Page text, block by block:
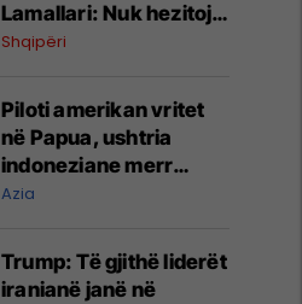
Lamallari: Nuk hezitoj
të bëj të njëjtën gjë me
Shqipëri
Piloti amerikan vritet
në Papua, ushtria
indoneziane merr
trupin e tij
Azia
Trump: Të gjithë liderët
iranianë janë në